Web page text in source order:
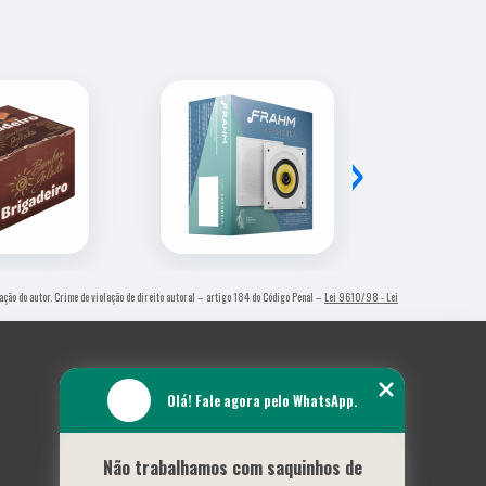
›
do autor. Crime de violação de direito autoral – artigo 184 do Código Penal – Lei 9610/98 - Lei
Olá! Fale agora pelo WhatsApp.
Não trabalhamos com saquinhos de